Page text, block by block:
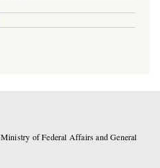
Ministry of Federal Affairs and General